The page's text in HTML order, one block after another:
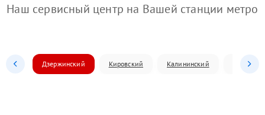
Наш сервисный центр на Вашей станции метро
Дзержинский Кировский Калининский